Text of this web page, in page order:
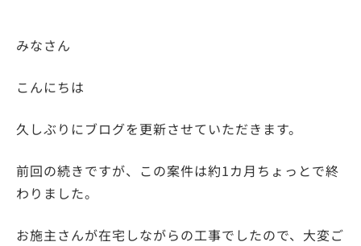
みなさん
こんにちは
久しぶりにブログを更新させていただきます。
前回の続きですが、この案件は約1カ月ちょっとで終
わりました。
お施主さんが在宅しながらの工事でしたので、大変ご